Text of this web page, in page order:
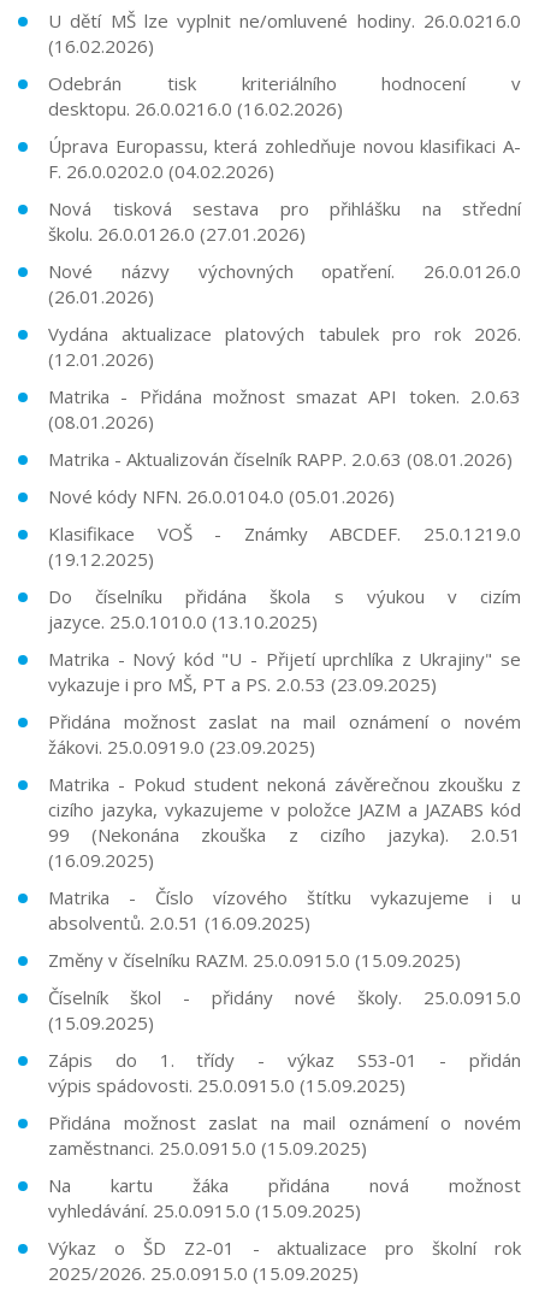
U dětí MŠ lze vyplnit ne/omluvené hodiny. 26.0.0216.0
(16.02.2026)
Odebrán tisk kriteriálního hodnocení v
desktopu. 26.0.0216.0 (16.02.2026)
Úprava Europassu, která zohledňuje novou klasifikaci A-
F. 26.0.0202.0 (04.02.2026)
Nová tisková sestava pro přihlášku na střední
školu. 26.0.0126.0 (27.01.2026)
Nové názvy výchovných opatření. 26.0.0126.0
(26.01.2026)
Vydána aktualizace platových tabulek pro rok 2026.
(12.01.2026)
Matrika - Přidána možnost smazat API token. 2.0.63
(08.01.2026)
Matrika - Aktualizován číselník RAPP. 2.0.63 (08.01.2026)
Nové kódy NFN. 26.0.0104.0 (05.01.2026)
Klasifikace VOŠ - Známky ABCDEF. 25.0.1219.0
(19.12.2025)
Do číselníku přidána škola s výukou v cizím
jazyce. 25.0.1010.0 (13.10.2025)
Matrika - Nový kód "U - Přijetí uprchlíka z Ukrajiny" se
vykazuje i pro MŠ, PT a PS. 2.0.53 (23.09.2025)
Přidána možnost zaslat na mail oznámení o novém
žákovi. 25.0.0919.0 (23.09.2025)
Matrika - Pokud student nekoná závěrečnou zkoušku z
cizího jazyka, vykazujeme v položce JAZM a JAZABS kód
99 (Nekonána zkouška z cizího jazyka). 2.0.51
(16.09.2025)
Matrika - Číslo vízového štítku vykazujeme i u
absolventů. 2.0.51 (16.09.2025)
Změny v číselníku RAZM. 25.0.0915.0 (15.09.2025)
Číselník škol - přidány nové školy. 25.0.0915.0
(15.09.2025)
Zápis do 1. třídy - výkaz S53-01 - přidán
výpis spádovosti. 25.0.0915.0 (15.09.2025)
Přidána možnost zaslat na mail oznámení o novém
zaměstnanci. 25.0.0915.0 (15.09.2025)
Na kartu žáka přidána nová možnost
vyhledávání. 25.0.0915.0 (15.09.2025)
Výkaz o ŠD Z2-01 - aktualizace pro školní rok
2025/2026. 25.0.0915.0 (15.09.2025)